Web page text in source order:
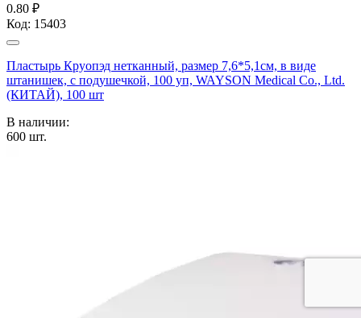
0.80 ₽
Код: 15403
Пластырь Круопэд нетканный, размер 7,6*5,1см, в виде
штанишек, с подушечкой, 100 уп, WAYSON Medical Co., Ltd.
(КИТАЙ), 100 шт
В наличии:
600 шт.